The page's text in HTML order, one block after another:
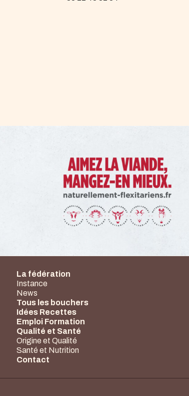
La fédération
Instance
News
Tous les bouchers
Idées Recettes
Emploi Formation
Qualité et Santé
Origine et Qualité
Santé et Nutrition
Contact